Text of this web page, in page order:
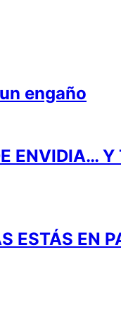
engaño
ENVIDIA…
ESTÁS EN